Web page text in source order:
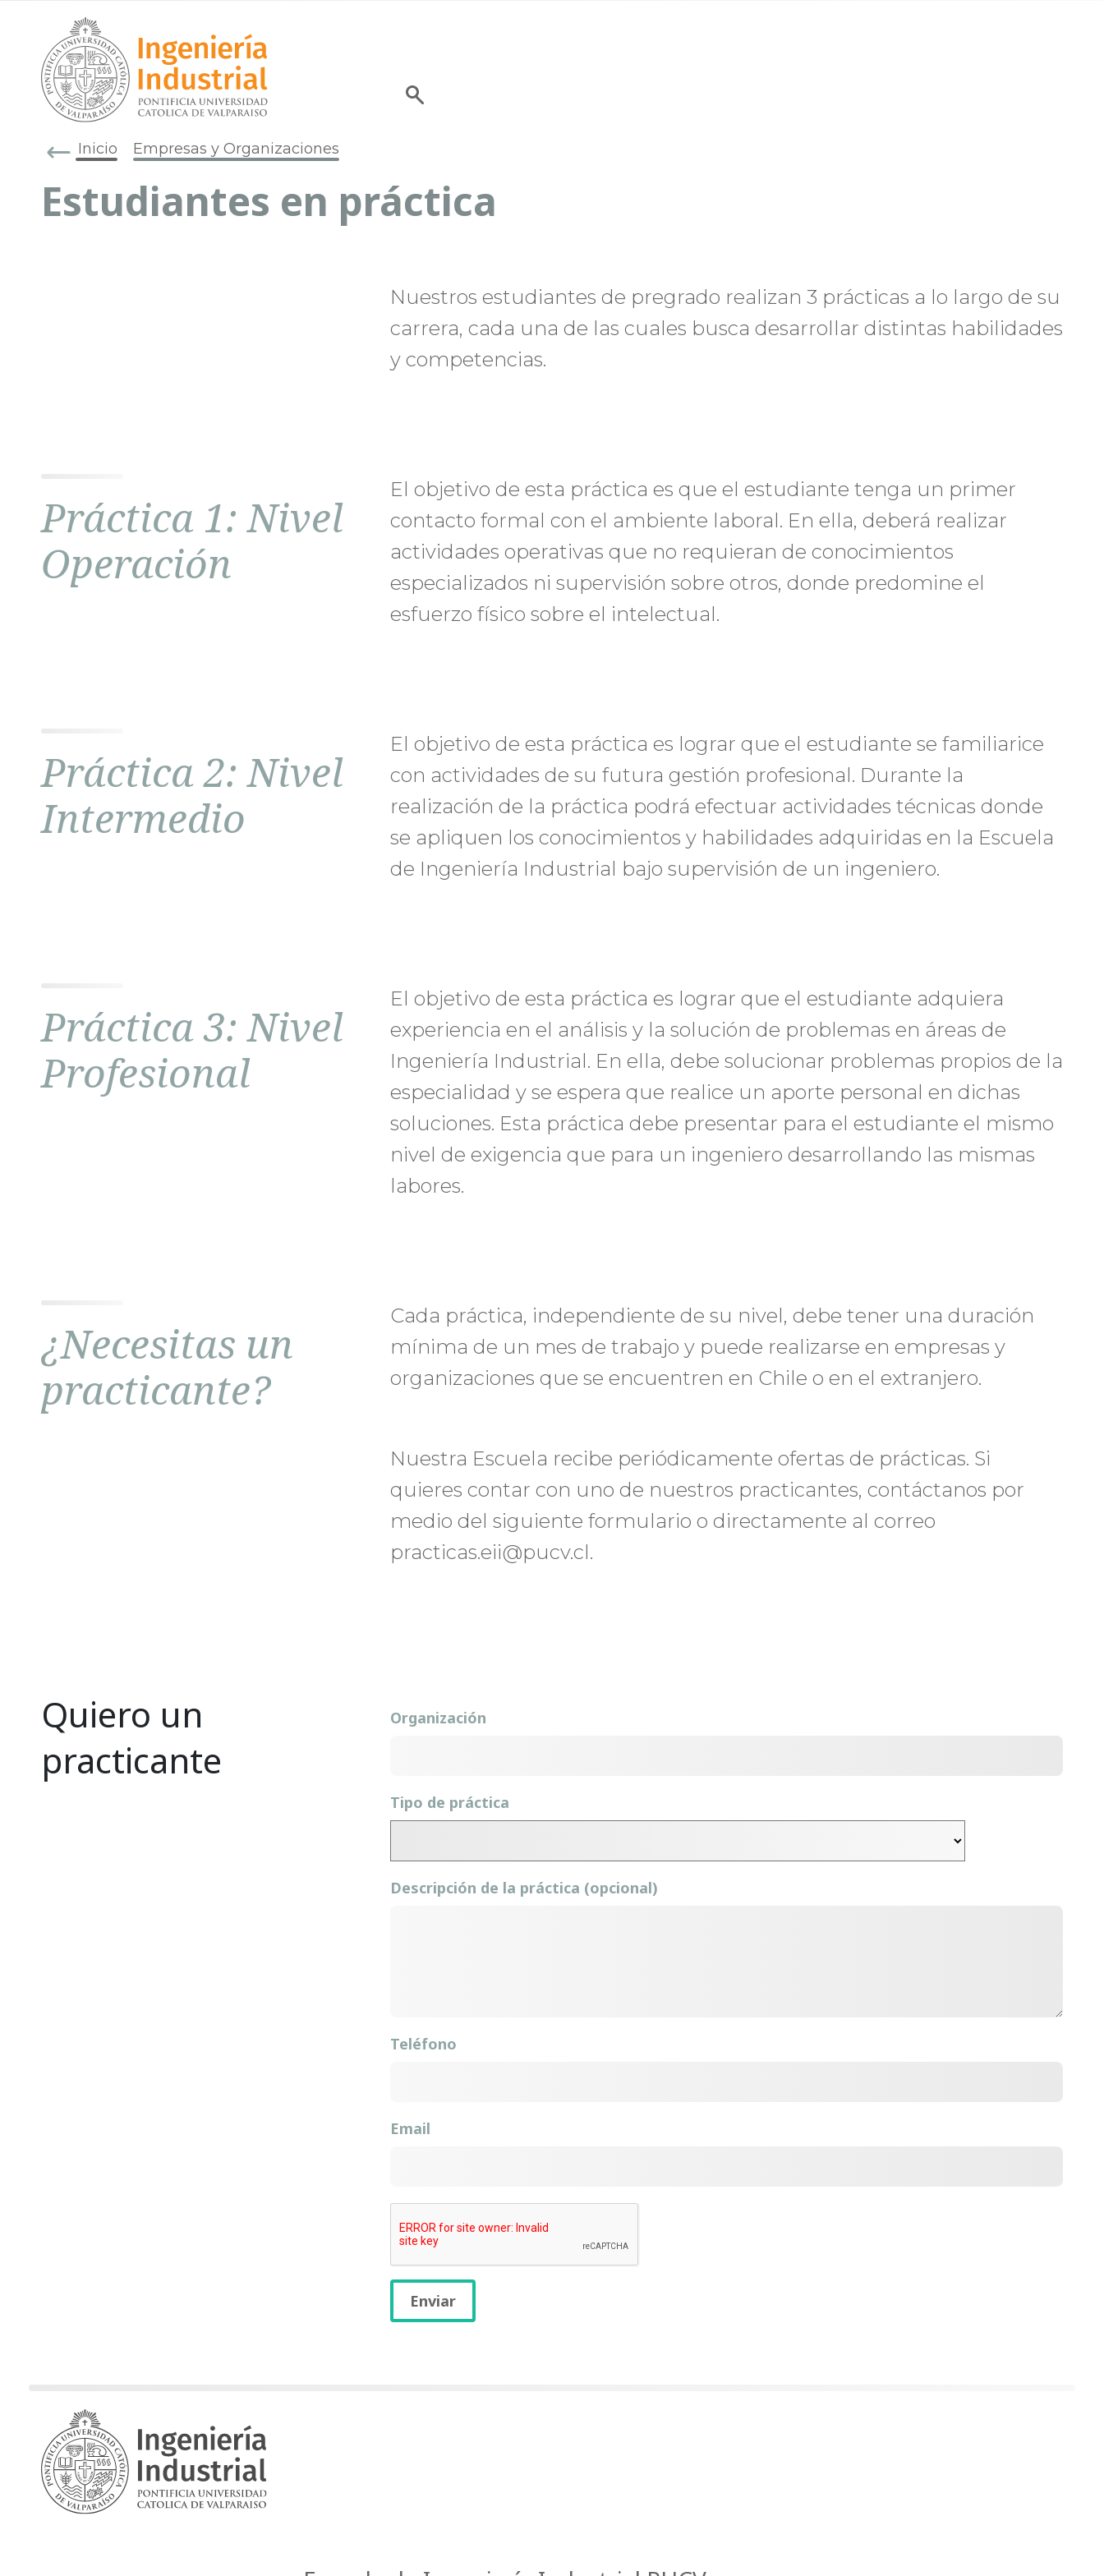
Inicio Empresas y Organizaciones
Estudiantes en práctica
Nuestros estudiantes de pregrado realizan 3 prácticas a lo largo de su
carrera, cada una de las cuales busca desarrollar distintas habilidades
y competencias.
Práctica 1: Nivel
Operación
El objetivo de esta práctica es que el estudiante tenga un primer
contacto formal con el ambiente laboral. En ella, deberá realizar
actividades operativas que no requieran de conocimientos
especializados ni supervisión sobre otros, donde predomine el
esfuerzo físico sobre el intelectual.
Práctica 2: Nivel
Intermedio
El objetivo de esta práctica es lograr que el estudiante se familiarice
con actividades de su futura gestión profesional. Durante la
realización de la práctica podrá efectuar actividades técnicas donde
se apliquen los conocimientos y habilidades adquiridas en la Escuela
de Ingeniería Industrial bajo supervisión de un ingeniero.
Práctica 3: Nivel
Profesional
El objetivo de esta práctica es lograr que el estudiante adquiera
experiencia en el análisis y la solución de problemas en áreas de
Ingeniería Industrial. En ella, debe solucionar problemas propios de la
especialidad y se espera que realice un aporte personal en dichas
soluciones. Esta práctica debe presentar para el estudiante el mismo
nivel de exigencia que para un ingeniero desarrollando las mismas
labores.
¿Necesitas un
practicante?
Cada práctica, independiente de su nivel, debe tener una duración
mínima de un mes de trabajo y puede realizarse en empresas y
organizaciones que se encuentren en Chile o en el extranjero.
Nuestra Escuela recibe periódicamente ofertas de prácticas. Si
quieres contar con uno de nuestros practicantes, contáctanos por
medio del siguiente formulario o directamente al correo
practicas.eii@pucv.cl.
Quiero un
practicante
Organización
Tipo de práctica
Descripción de la práctica (opcional)
Teléfono
Email
Enviar